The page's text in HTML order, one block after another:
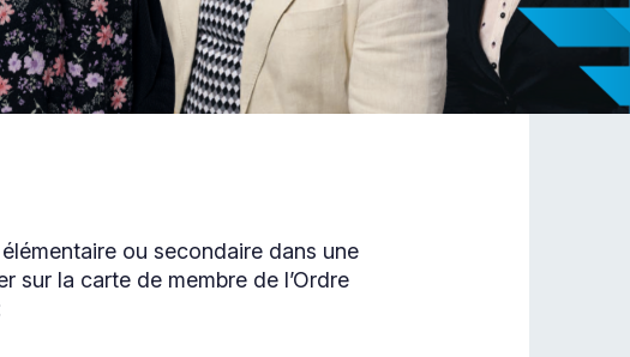
ou secondaire dans une
sur la carte de membre de l’Ordre